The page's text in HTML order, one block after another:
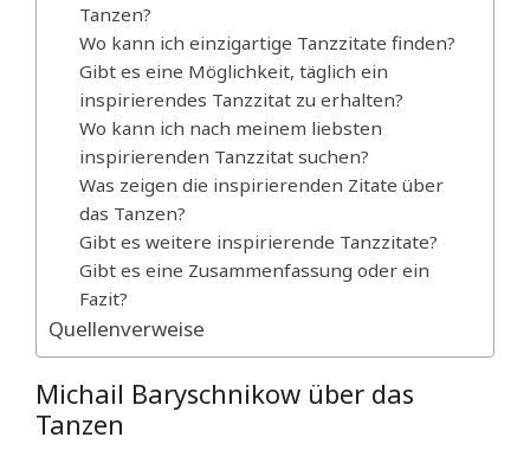
Tanzen?
Wo kann ich einzigartige Tanzzitate finden?
Gibt es eine Möglichkeit, täglich ein
inspirierendes Tanzzitat zu erhalten?
Wo kann ich nach meinem liebsten
inspirierenden Tanzzitat suchen?
Was zeigen die inspirierenden Zitate über
das Tanzen?
Gibt es weitere inspirierende Tanzzitate?
Gibt es eine Zusammenfassung oder ein
Fazit?
Quellenverweise
Michail Baryschnikow über das
Tanzen